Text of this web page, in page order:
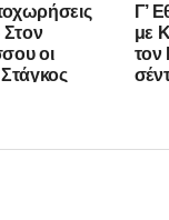
οι
Γ’
με
τον